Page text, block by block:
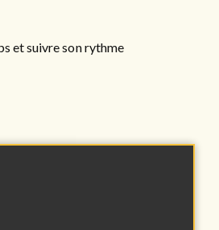
et suivre son rythme